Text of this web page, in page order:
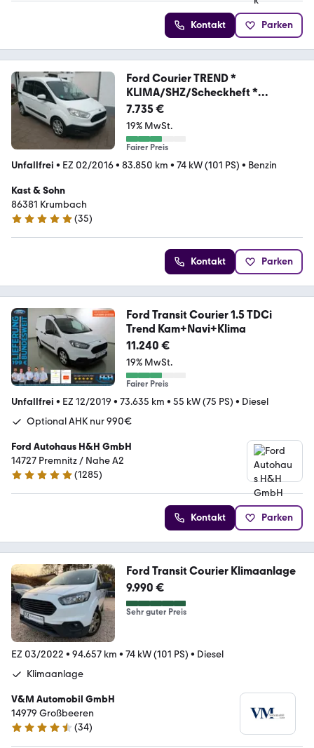
Kontakt Parken
Ford Courier TREND *
KLIMA/SHZ/Scheckheft *
MwSt.ausw
7.735 €
19% MwSt.
Fairer Preis
Unfallfrei • EZ 02/2016• 83.850 km • 74 kW (101 PS) • Benzin
Kast & Sohn
86381 Krumbach
5 Sterne
(35)
Kontakt Parken
Ford Transit Courier 1.5 TDCi
Trend Kam+Navi+Klima
11.240 €
19% MwSt.
Fairer Preis
Unfallfrei • EZ 12/2019 • 73.635 km • 55 kW (75 PS) • Diesel
Optional AHK nur 990€
Ford Autohaus H&H GmbH
14727 Premnitz / Nahe A2
4.9 Sterne
(1285)
Kontakt Parken
Ford Transit Courier Klimaanlage
9.990 €
Sehr guter Preis
EZ 03/2022 • 94.657 km • 74 kW (101 PS) • Diesel
Klimaanlage
V&M Automobil GmbH
14979 Großbeeren
4.4 Sterne
(34)